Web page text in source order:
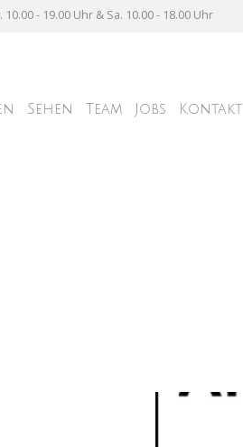
10.00 - 19.00 Uhr & Sa. 10.00 - 18.00 Uhr
Sehen Team Jobs Kontakt